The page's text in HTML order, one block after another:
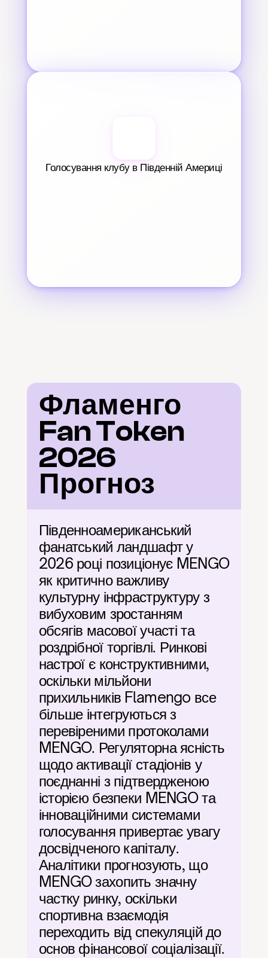
Голосування клубу в Південній Америці
Фламенго
Fan Token
2026
Прогноз
Південноамериканський
фанатський ландшафт у
2026 році позиціонує MENGO
як критично важливу
культурну інфраструктуру з
вибуховим зростанням
обсягів масової участі та
роздрібної торгівлі. Ринкові
настрої є конструктивними,
оскільки мільйони
прихильників Flamengo все
більше інтегруються з
перевіреними протоколами
MENGO. Регуляторна ясність
щодо активації стадіонів у
поєднанні з підтвердженою
історією безпеки MENGO та
інноваційними системами
голосування привертає увагу
досвідченого капіталу.
Аналітики прогнозують, що
MENGO захопить значну
частку ринку, оскільки
спортивна взаємодія
переходить від спекуляцій до
основ фінансової соціалізації.